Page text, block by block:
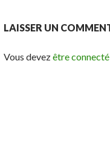
LAISSER UN
Vous devezêtre connecté